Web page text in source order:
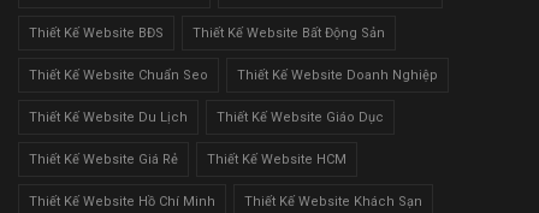
Thiết Kế Website BĐS Thiết Kế Website Bất Động Sản
Thiết Kế Website Chuẩn Seo Thiết Kế Website Doanh Nghiệp
Thiết Kế Website Du Lịch Thiết Kế Website Giáo Dục
Thiết Kế Website Giá Rẻ Thiết Kế Website HCM
Thiết Kế Website Hồ Chí Minh Thiết Kế Website Khách Sạn